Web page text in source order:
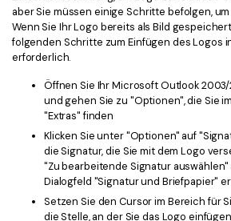
Gesundheitswesen
Finanzen
Regierung
Veröffentlichung
Freiberufler
Alle PDF-Funktionen
Bewertungen
Sehen Sie, was unsere Nutzer sagen.
Bearbeiten, Drucken und Anpassen
PDF-Wissen
PDF-bezogene Informationen, die
Download-Zentrum
aber Sie müssen einige Schritte befolgen,
Wenn Sie Ihr Logo bereits als Bild
folgenden Schritte zum Einfügen des Logos
erforderlich.
Öffnen Sie Ihr Microsoft Outlook 2003/
und gehen Sie zu "Optionen", die Sie
"Extras" finden
Klicken Sie unter "Optionen" auf
die Signatur, die Sie mit dem Logo
"Zu bearbeitende Signatur auswählen"
Dialogfeld "Signatur und Briefpapier"
Setzen Sie den Cursor im Bereich für
die Stelle, an der Sie das Logo